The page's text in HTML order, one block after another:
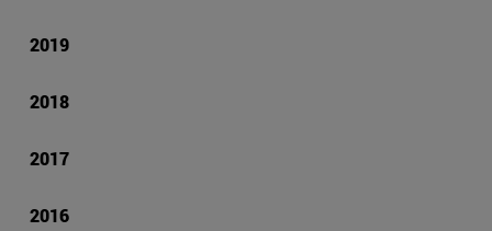
2019
2018
2017
2016